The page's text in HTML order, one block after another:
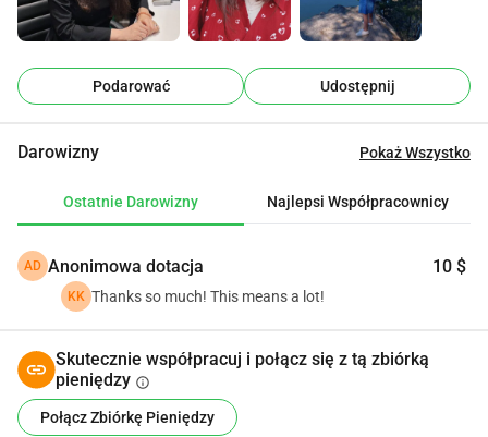
życia, wypełnionemu pokojem, zdrowiem i umocnieniem.
o bezpiecznym i zdrowszym życiu. Dziękuję za twoją
życzliwość i wiarę w moją podróż.
Podarować Udostępnij
Darowizny Pokaż Wszystko
Ostatnie Darowizny Najlepsi Współpracownicy
AD Anonimowa dotacja 10 $
KK Thanks so much! This means a lot!
Skutecznie współpracuj i połącz się z tą zbiórką
pieniędzy info
Połącz Zbiórkę Pieniędzy